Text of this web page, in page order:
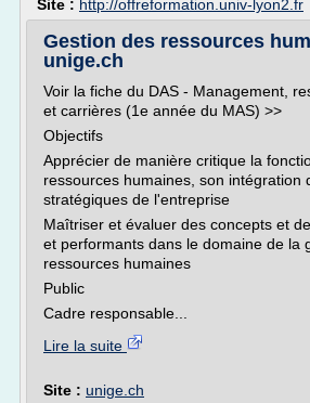
Site : http://offreformation.univ-lyon2.fr
Gestion des ressources
unige.ch
Voir la fiche du DAS - Management,
et carrières (1e année du MAS) >>
Objectifs
Apprécier de manière critique la
ressources humaines, son intégration
stratégiques de l'entreprise
Maîtriser et évaluer des concepts et
et performants dans le domaine de la
ressources humaines
Public
Cadre responsable...
Lire la suite
Site : unige.ch